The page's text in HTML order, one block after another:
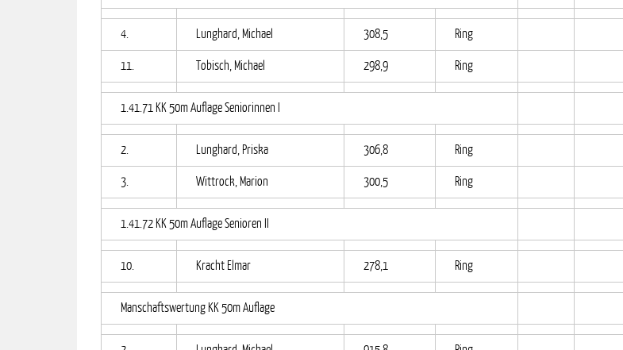
4. Lunghard, Michael 308,5 Ring
11. Tobisch, Michael 298,9 Ring
1.41.71 KK 50m Auflage Seniorinnen I
2. Lunghard, Priska 306,8 Ring
3. Wittrock, Marion 300,5 Ring
1.41.72 KK 50m Auflage Senioren II
10. Kracht Elmar 278,1 Ring
Manschaftswertung KK 50m Auflage